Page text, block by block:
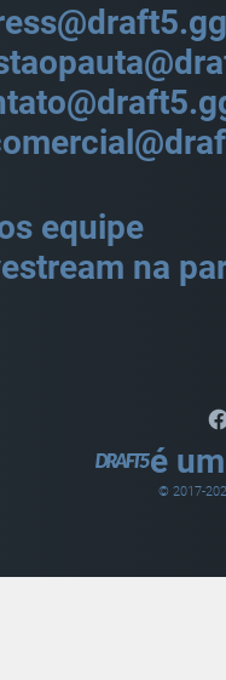
equipe
na
é
© 2017-